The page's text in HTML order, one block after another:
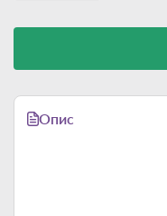
Опис